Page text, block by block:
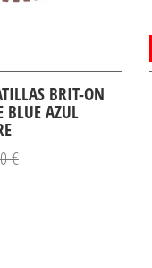
BRIT-ON
BLUE AZUL
€